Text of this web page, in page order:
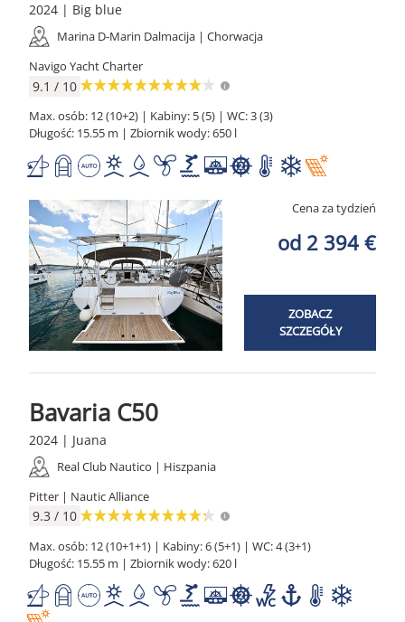
2024 | Big blue
Marina D-Marin Dalmacija | Chorwacja
Navigo Yacht Charter
9.1 / 10
Max. osób: 12 (10+2) | Kabiny: 5 (5) | WC: 3 (3)
Długość: 15.55 m | Zbiornik wody: 650 l
Cena za tydzień
od 2 394 €
ZOBACZ
SZCZEGÓŁY
Bavaria C50
2024 | Juana
Real Club Nautico | Hiszpania
Pitter | Nautic Alliance
9.3 / 10
Max. osób: 12 (10+1+1) | Kabiny: 6 (5+1) | WC: 4 (3+1)
Długość: 15.55 m | Zbiornik wody: 620 l